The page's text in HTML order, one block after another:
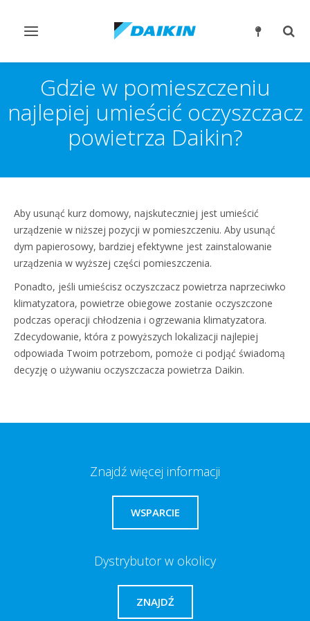
Przełącz
Gdzie w pomieszczeniu
najlepiej umieścić oczyszczacz
powietrza Daikin?
Aby usunąć kurz domowy, najskuteczniej jest umieścić
urządzenie w niższej pozycji w pomieszczeniu. Aby usunąć
dym papierosowy, bardziej efektywne jest zainstalowanie
urządzenia w wyższej części pomieszczenia.
Ponadto, jeśli umieścisz oczyszczacz powietrza naprzeciwko
klimatyzatora, powietrze obiegowe zostanie oczyszczone
podczas operacji chłodzenia i ogrzewania klimatyzatora.
Zdecydowanie, która z powyższych lokalizacji najlepiej
odpowiada Twoim potrzebom, pomoże ci podjąć świadomą
decyzję o używaniu oczyszczacza powietrza Daikin.
Znajdź więcej informacji
WSPARCIE
Dystrybutor w okolicy
ZNAJDŹ